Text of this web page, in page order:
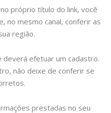
próprio título do link, você
no mesmo canal, conferir as
região.
deverá efetuar um cadastro.
não deixe de conferir se
prestadas no seu